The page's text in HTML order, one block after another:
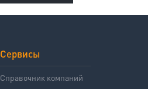
Сервисы
Справочник компаний